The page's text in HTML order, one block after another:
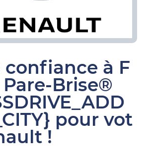
confiance à F
Brise®
pour vot
!